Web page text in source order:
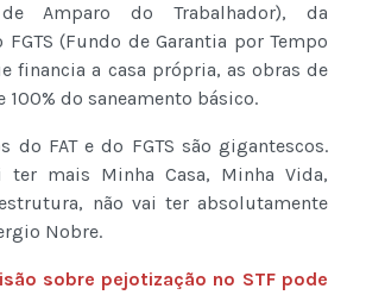
Amparo do Trabalhador), da
FGTS (Fundo de Garantia por Tempo
financia a casa própria, as obras de
do saneamento básico.
do FAT e do FGTS são gigantescos.
ter mais Minha Casa, Minha Vida,
não vai ter absolutamente
Nobre.
sobre pejotização no STF pode